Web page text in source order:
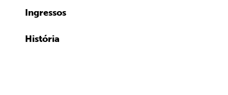
Ingressos
História